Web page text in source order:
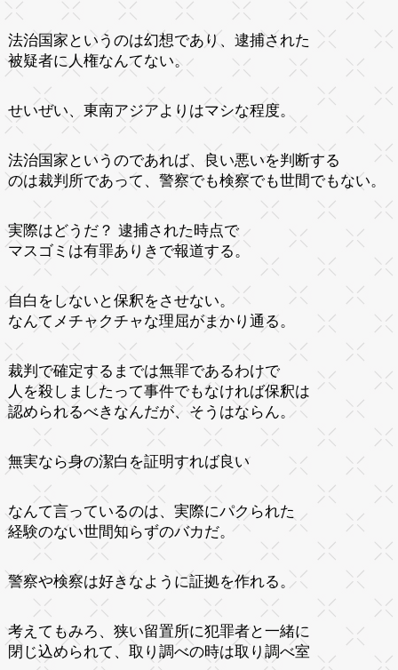
法治国家というのは幻想であり、逮捕された
被疑者に人権なんてない。
せいぜい、東南アジアよりはマシな程度。
法治国家というのであれば、良い悪いを判断する
のは裁判所であって、警察でも検察でも世間でもない。
実際はどうだ？ 逮捕された時点で
マスゴミは有罪ありきで報道する。
自白をしないと保釈をさせない。
なんてメチャクチャな理屈がまかり通る。
裁判で確定するまでは無罪であるわけで
人を殺しましたって事件でもなければ保釈は
認められるべきなんだが、そうはならん。
無実なら身の潔白を証明すれば良い
なんて言っているのは、実際にパクられた
経験のない世間知らずのバカだ。
警察や検察は好きなように証拠を作れる。
考えてもみろ、狭い留置所に犯罪者と一緒に
閉じ込められて、取り調べの時は取り調べ室